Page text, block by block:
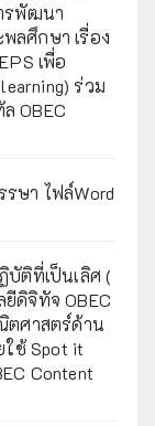
รพัฒนา
ลศึกษา เรื่อง
เพื่อ
ร่วม
OBEC
ษา ไฟล์Word
บัติที่เป็นเลิศ (
ดิจิทัจ OBEC
ตศาสตร์ด้าน
ใช้ Spot it
Content